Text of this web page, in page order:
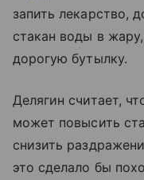
запить лекарство,
стакан воды в
дорогую бутылку.
Делягин считает,
может повысить
снизить
это сделало бы